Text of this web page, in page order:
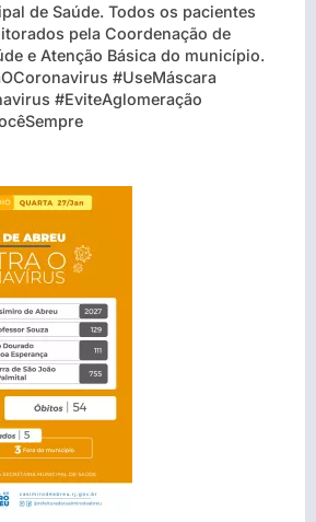
de Saúde. Todos os pacientes
pela Coordenação de
e Atenção Básica do município.
#UseMáscara
#EviteAglomeração